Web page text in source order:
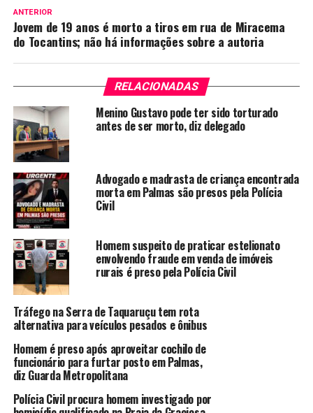
ANTERIOR
Jovem de 19 anos é morto a tiros em rua de Miracema
do Tocantins; não há informações sobre a autoria
RELACIONADAS
Menino Gustavo pode ter sido torturado
antes de ser morto, diz delegado
Advogado e madrasta de criança encontrada
morta em Palmas são presos pela Polícia
Civil
Homem suspeito de praticar estelionato
envolvendo fraude em venda de imóveis
rurais é preso pela Polícia Civil
Tráfego na Serra de Taquaruçu tem rota
alternativa para veículos pesados e ônibus
Homem é preso após aproveitar cochilo de
funcionário para furtar posto em Palmas,
diz Guarda Metropolitana
Polícia Civil procura homem investigado por